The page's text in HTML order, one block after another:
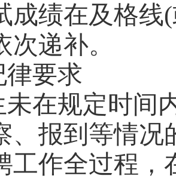
成绩在及格
递补。
律要求
未在规定时间
、报到等情况
工作全过程，